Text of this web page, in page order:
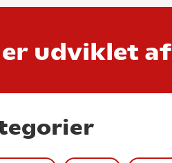
udviklet af